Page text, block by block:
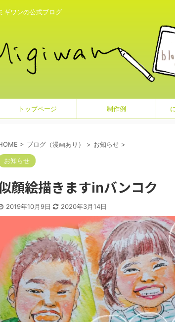
ギワンの公式ブログ
トップページ 制作例
> ブログ（漫画あり） > お知らせ >
お知らせ
顔絵描きますinバンコク
2019年10月9日 2020年3月14日